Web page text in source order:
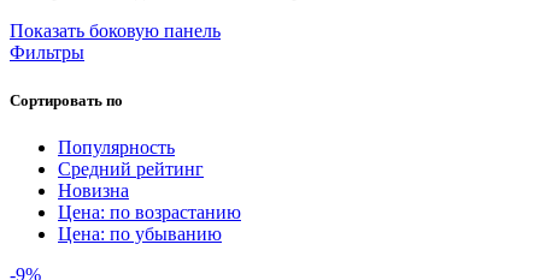
Показать боковую панель
Фильтры
Сортировать по
Популярность
Средний рейтинг
Новизна
Цена: по возрастанию
Цена: по убыванию
-9%